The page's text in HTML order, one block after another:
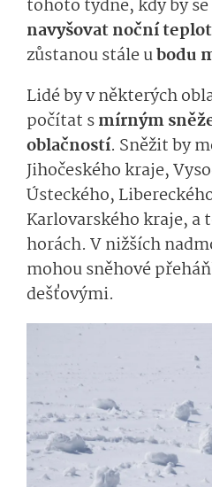
tohoto týdne, kdy by
navyšovat noční
zůstanou stále ubodu
Lidé by v některých
počítat smírným
oblačností. Sněžit by
Jihočeského kraje,
Ústeckého,
Karlovarského kraje, a
horách. V nižších
mohou sněhové
dešťovými.